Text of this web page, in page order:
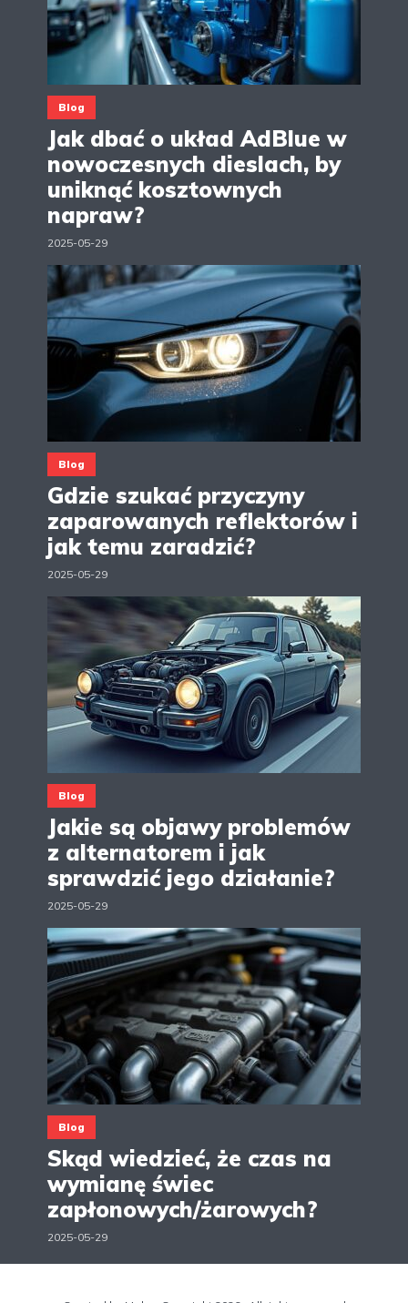
Blog
Jak dbać o układ AdBlue w
nowoczesnych dieslach, by
uniknąć kosztownych
napraw?
2025-05-29
Blog
Gdzie szukać przyczyny
zaparowanych reflektorów i
jak temu zaradzić?
2025-05-29
Blog
Jakie są objawy problemów
z alternatorem i jak
sprawdzić jego działanie?
2025-05-29
Blog
Skąd wiedzieć, że czas na
wymianę świec
zapłonowych/żarowych?
2025-05-29